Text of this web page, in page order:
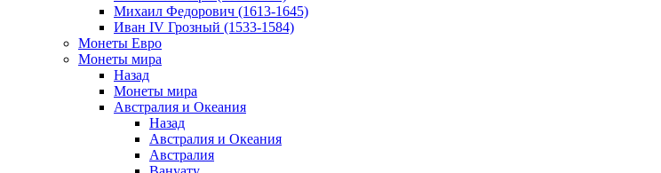
Михаил Федорович (1613-1645)
Иван IV Грозный (1533-1584)
Монеты Евро
Монеты мира
Назад
Монеты мира
Австралия и Океания
Назад
Австралия и Океания
Австралия